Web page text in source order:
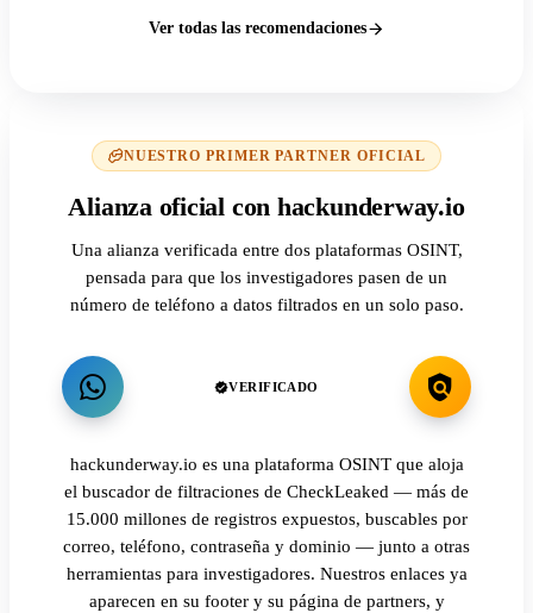
Ver todas las recomendaciones
NUESTRO PRIMER PARTNER OFICIAL
Alianza oficial con hackunderway.io
Una alianza verificada entre dos plataformas OSINT,
pensada para que los investigadores pasen de un
número de teléfono a datos filtrados en un solo paso.
VERIFICADO
hackunderway.io es una plataforma OSINT que aloja
el buscador de filtraciones de CheckLeaked — más de
15.000 millones de registros expuestos, buscables por
correo, teléfono, contraseña y dominio — junto a otras
herramientas para investigadores. Nuestros enlaces ya
aparecen en su footer y su página de partners, y